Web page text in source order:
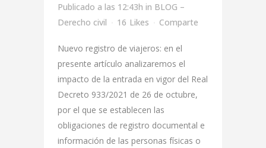
Publicado a las 12:43h in BLOG –
Derecho civil
16 Likes Comparte
Nuevo registro de viajeros: en el
presente artículo analizaremos el
impacto de la entrada en vigor del Real
Decreto 933/2021 de 26 de octubre,
por el que se establecen las
obligaciones de registro documental e
información de las personas físicas o